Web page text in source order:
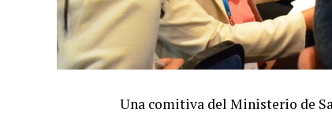
Una comitiva del Ministerio de